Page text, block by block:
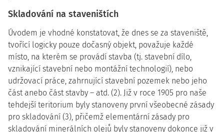
Skladování na staveništích
Úvodem je vhodné konstatovat, že dnes se za staveniště,
tvořící logicky pouze dočasný objekt, považuje každé
místo, na kterém se provádí stavba (tj. stavební dílo,
vznikající stavební nebo montážní technologií), nebo
udržovací práce, zahrnující stavební pozemek nebo jeho
část anebo část stavby – atd. (2). Již v roce 1905 pro naše
tehdejší teritorium byly stanoveny první všeobecné zásady
pro skladování (3), přičemž elementární zásady pro
skladování minerálních olejů byly stanoveny dokonce již v